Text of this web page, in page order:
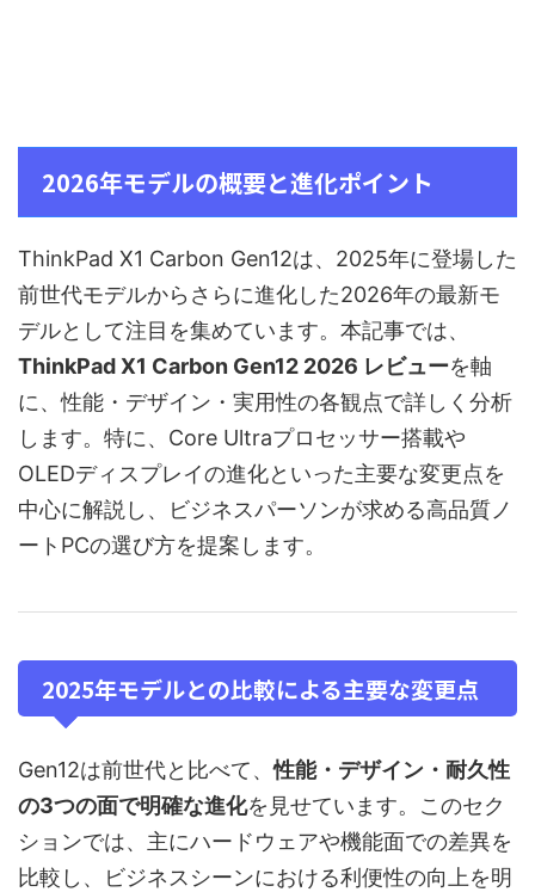
2026年モデルの概要と進化ポイント
ThinkPad X1 Carbon Gen12は、2025年に登場した
前世代モデルからさらに進化した2026年の最新モ
デルとして注目を集めています。本記事では、
ThinkPad X1 Carbon Gen12 2026 レビューを軸
に、性能・デザイン・実用性の各観点で詳しく分析
します。特に、Core Ultraプロセッサー搭載や
OLEDディスプレイの進化といった主要な変更点を
中心に解説し、ビジネスパーソンが求める高品質ノ
ートPCの選び方を提案します。
2025年モデルとの比較による主要な変更点
Gen12は前世代と比べて、性能・デザイン・耐久性
の3つの面で明確な進化を見せています。このセク
ションでは、主にハードウェアや機能面での差異を
比較し、ビジネスシーンにおける利便性の向上を明